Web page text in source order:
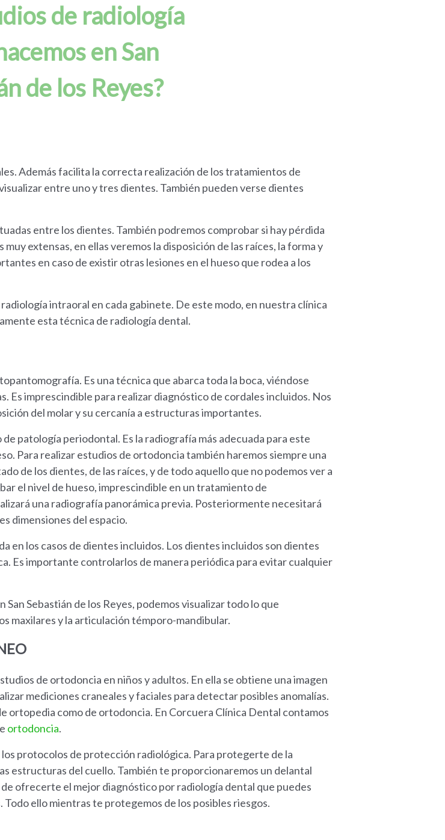
de radiología
en San
de los Reyes?
Además facilita la correcta realización de los tratamientos de
entre uno y tres dientes. También pueden verse dientes
entre los dientes. También podremos comprobar si hay pérdida
extensas, en ellas veremos la disposición de las raíces, la forma y
en caso de existir otras lesiones en el hueso que rodea a los
intraoral en cada gabinete. De este modo, en nuestra clínica
esta técnica de radiología dental.
Es una técnica que abarca toda la boca, viéndose
Es imprescindible para realizar diagnóstico de cordales incluidos. Nos
del molar y su cercanía a estructuras importantes.
patología periodontal. Es la radiografía más adecuada para este
Para realizar estudios de ortodoncia también haremos siempre una
de los dientes, de las raíces, y de todo aquello que no podemos ver a
el nivel de hueso, imprescindible en un tratamiento de
una radiografía panorámica previa. Posteriormente necesitará
dimensiones del espacio.
en los casos de dientes incluidos. Los dientes incluidos son dientes
Es importante controlarlos de manera periódica para evitar cualquier
Sebastián de los Reyes, podemos visualizar todo lo que
maxilares y la articulación témporo-mandibular.
de ortodoncia en niños y adultos. En ella se obtiene una imagen
mediciones craneales y faciales para detectar posibles anomalías.
ortopedia como de ortodoncia. En Corcuera Clínica Dental contamos
ortodoncia.
protocolos de protección radiológica. Para protegerte de la
estructuras del cuello. También te proporcionaremos un delantal
ofrecerte el mejor diagnóstico por radiología dental que puedes
ello mientras te protegemos de los posibles riesgos.